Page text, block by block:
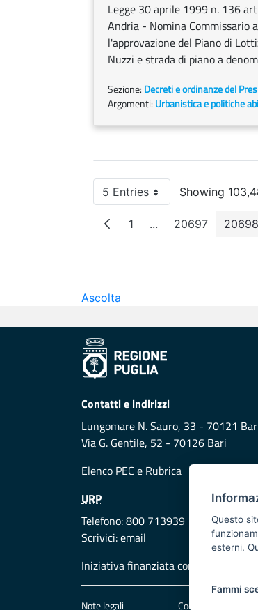
Legge 30 aprile 1999 n. 136
Andria - Nomina Commissario
l'approvazione del Piano di
Nuzzi e strada di piano a
Sezione: Decreti e ordinanze del
Argomenti: Urbanistica e politiche
5 EntriesPer PageShowing
Page
1 ...Intermediate Pages
Page
20697 20698
Ascolta
Contatti e indirizzi
Lungomare N. Sauro, 33 - 70121
Via G. Gentile, 52 - 70126 Bari
Elenco PEC e Rubrica
URP
Telefono: 800 713939
Scrivici:email
Iniziativa finanziata con risorse del
Note legali Cookie e privacy
Questo
esterni.
Fammi